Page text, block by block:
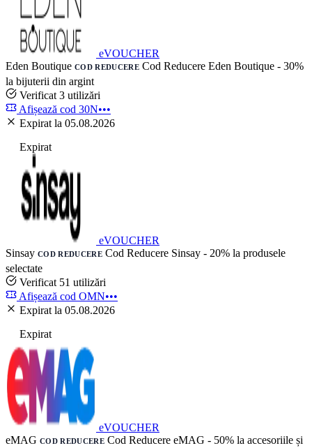
eVOUCHER
Eden Boutique COD REDUCERE Cod Reducere Eden Boutique - 30%
la bijuterii din argint
Verificat 3 utilizări
Afișează cod 30N•••
Expirat la 05.08.2026
Expirat
eVOUCHER
Sinsay COD REDUCERE Cod Reducere Sinsay - 20% la produsele
selectate
Verificat 51 utilizări
Afișează cod OMN•••
Expirat la 05.08.2026
Expirat
eVOUCHER
eMAG COD REDUCERE Cod Reducere eMAG - 50% la accesoriile și